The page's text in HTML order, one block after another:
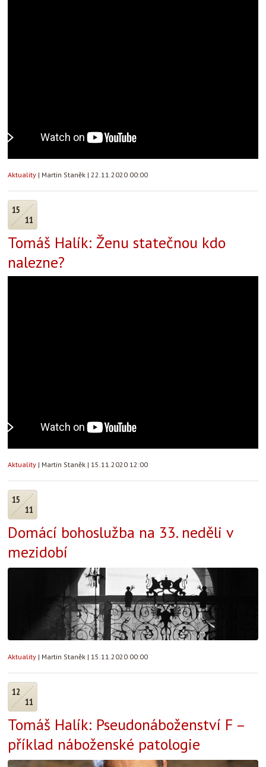
Aktuality | Martin Staněk | 22.11.2020 00:00
15
11
Tomáš Halík: Ženu statečnou kdo
nalezne?
Aktuality | Martin Staněk | 15.11.2020 12:00
15
11
Domácí bohoslužba na 33. neděli v
mezidobí
Aktuality | Martin Staněk | 15.11.2020 00:00
12
11
Tomáš Halík: Pseudonáboženství F –
příklad náboženské patologie